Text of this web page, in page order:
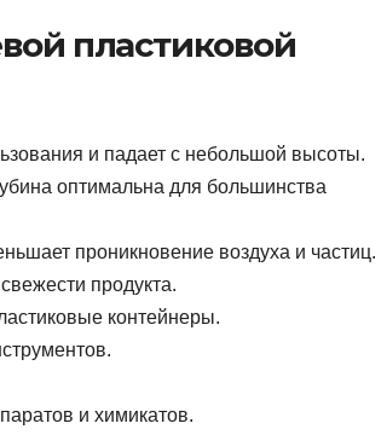
пластиковой
и падает с небольшой высоты.
оптимальна для большинства
проникновение воздуха и частиц.
продукта.
контейнеры.
и химикатов.